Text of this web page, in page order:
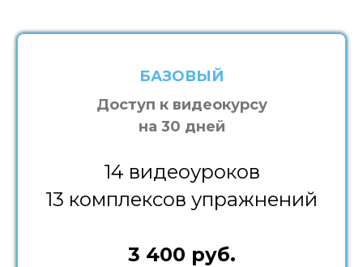
БАЗОВЫЙ
Доступ к видеокурсу
на 30 дней
14 видеоуроков
13 комплексов упражнений
3 400 руб.